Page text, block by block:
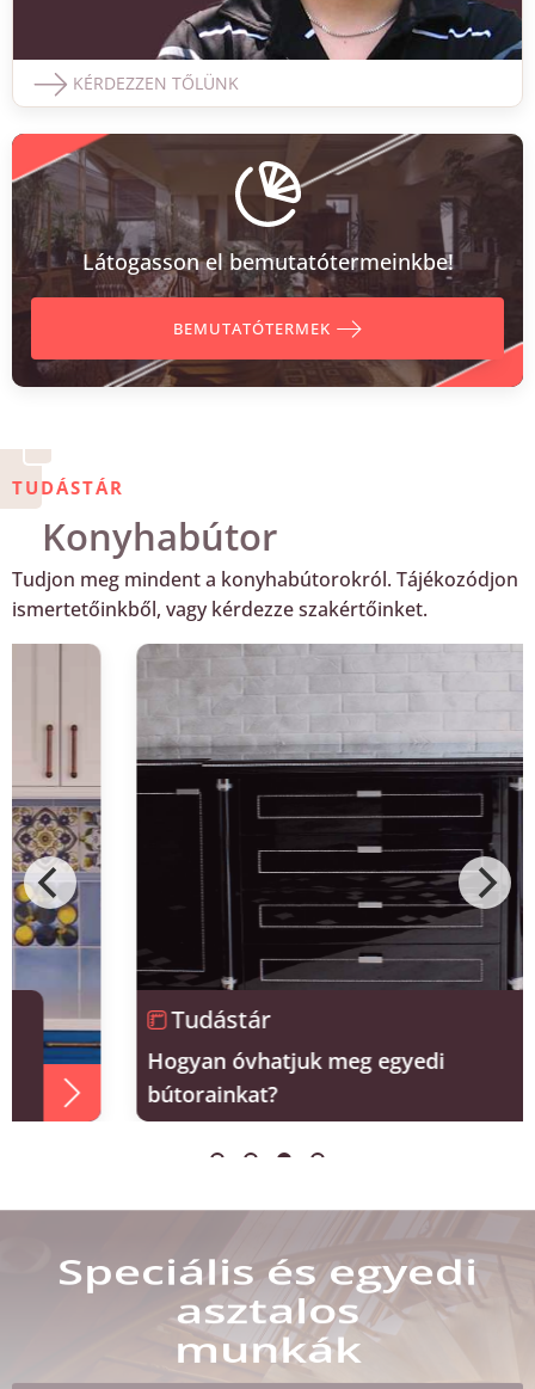
KÉRDEZZEN TŐLÜNK
Látogasson el bemutatótermeinkbe!
BEMUTATÓTERMEK
TUDÁSTÁR
Konyhabútor
Tudjon meg mindent a konyhabútorokról. Tájékozódjon
ismertetőinkből, vagy kérdezze szakértőinket.
Tudástár
Hogyan óvhatjuk meg egyedi
bútorainkat?
Speciális és egyedi
asztalos
munkák